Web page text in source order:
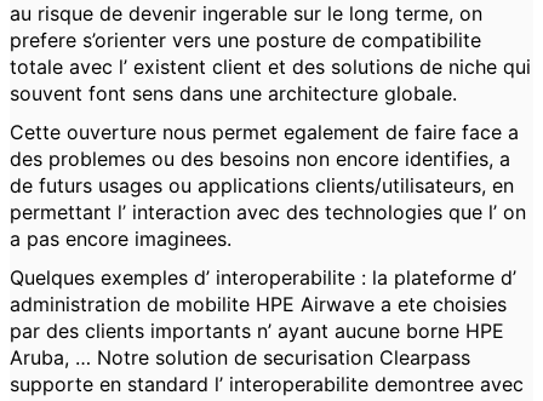
au risque de devenir ingerable sur le long terme, on
prefere s’orienter vers une posture de compatibilite
totale avec l’ existent client et des solutions de niche qui
souvent font sens dans une architecture globale.
Cette ouverture nous permet egalement de faire face a
des problemes ou des besoins non encore identifies, a
de futurs usages ou applications clients/utilisateurs, en
permettant l’ interaction avec des technologies que l’ on
a pas encore imaginees.
Quelques exemples d’ interoperabilite : la plateforme d’
administration de mobilite HPE Airwave a ete choisies
par des clients importants n’ ayant aucune borne HPE
Aruba, … Notre solution de securisation Clearpass
supporte en standard l’ interoperabilite demontree avec